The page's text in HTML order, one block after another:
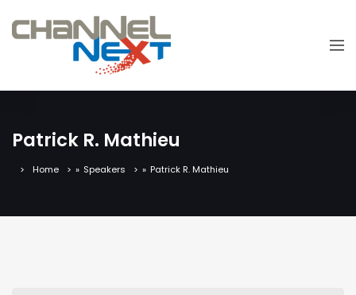
Patrick R. Mathieu
Home » Speakers » Patrick R. Mathieu